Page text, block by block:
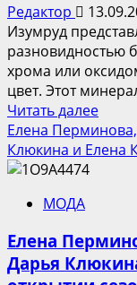
«Я
—
Редактор
Изумруд
разновидностью
хрома или
цвет. Этот
Читать далее
о
Елена
Клюкина и Елена
МОДА
Елена
Дарья